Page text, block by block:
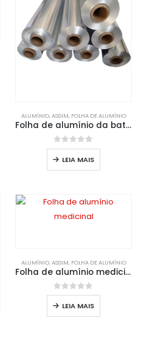
ALUMÍNIO, ASSIM, FOLHA DE ALUMÍNIO
Folha de alumínio da bateria
0fora de 5
LEIA MAIS
ALUMÍNIO, ASSIM, FOLHA DE ALUMÍNIO
Folha de alumínio medicinal
0fora de 5
LEIA MAIS